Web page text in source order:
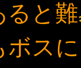
ると
ボス